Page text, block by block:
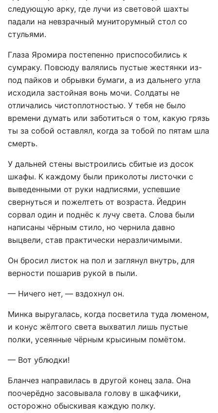
следующую арку, где лучи из световой шахты
падали на невзрачный муниторумный стол со
стульями.
Глаза Яромира постепенно приспособились к
сумраку. Повсюду валялись пустые жестянки из-
под пайков и обрывки бумаги, а из дальнего угла
исходила застойная вонь мочи. Солдаты не
отличались чистоплотностью. У тебя не было
времени думать или заботиться о том, какую грязь
ты за собой оставлял, когда за тобой по пятам шла
смерть.
У дальней стены выстроились сбитые из досок
шкафы. К каждому были приколоты листочки с
выведенными от руки надписями, успевшие
свернуться и пожелтеть от возраста. Йедрин
сорвал один и поднёс к лучу света. Слова были
написаны чёрным стило, но чернила давно
выцвели, став практически неразличимыми.
Он бросил листок на пол и заглянул внутрь, для
верности пошарив рукой в пыли.
— Ничего нет, — вздохнул он.
Минка выругалась, когда посветила туда люменом,
и конус жёлтого света выхватил лишь пустые
полки, усеянные чёрным крысиным помётом.
— Вот ублюдки!
Бланчез направилась в другой конец зала. Она
поочерёдно засовывала голову в шкафчики,
осторожно обыскивая каждую полку.